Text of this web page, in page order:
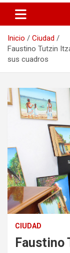
Inicio
Ciudad
Faustino Tutzin
sus cuadros
CIUDAD
Faustino